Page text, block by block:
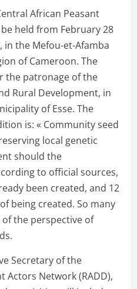
African Peasant
be held from February 28
in the Mefou-et-Afamba
of Cameroon. The
the patronage of the
Rural Development, in
of Esse. The
is: « Community seed
local genetic
should the
to official sources,
been created, and 12
being created. So many
the perspective of
Secretary of the
Actors Network (RADD),